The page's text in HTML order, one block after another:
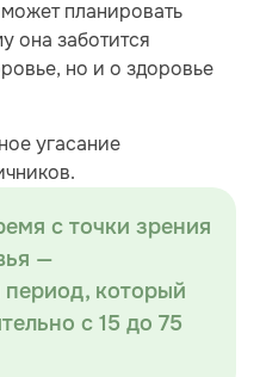
планировать
она заботится
но и о здоровье
угасание
с точки зрения
—
который
с 15 до 75